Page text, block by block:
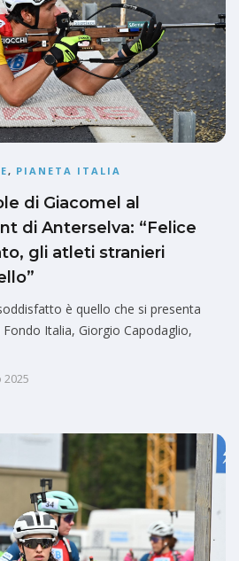
, PIANETA ITALIA
di Giacomel al
di Anterselva: “Felice
gli atleti stranieri
è quello che si presenta
Italia, Giorgio Capodaglio,
2025